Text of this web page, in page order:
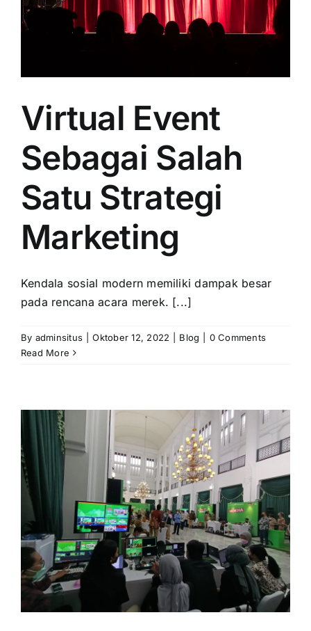
Virtual Event
Sebagai Salah
Satu Strategi
Marketing
Kendala sosial modern memiliki dampak besar
pada rencana acara merek. [...]
By adminsitus Oktober 12, 2022 Blog
0 Comments
Read More